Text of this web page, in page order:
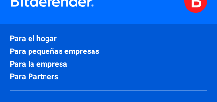
Para el hogar
Para pequeñas empresas
Para la empresa
Para Partners